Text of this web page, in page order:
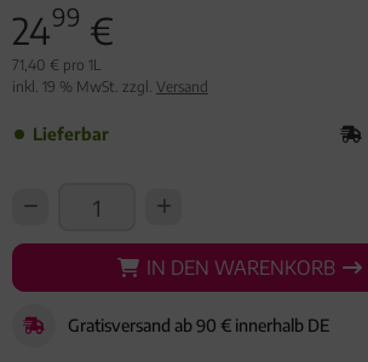
2499 €
71,40 € pro 1L
inkl. 19 % MwSt. zzgl. Versand
Lieferbar
IN DEN WARENKORB
IN DEN WARENKORB
Gratisversand ab 90 € innerhalb DE